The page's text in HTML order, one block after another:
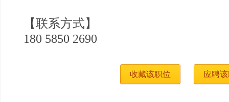
【联系方式】
180 5850 2690
收藏该职位 应聘